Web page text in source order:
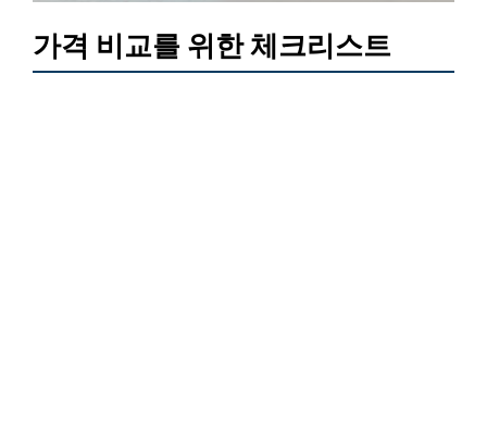
가격 비교를 위한 체크리스트